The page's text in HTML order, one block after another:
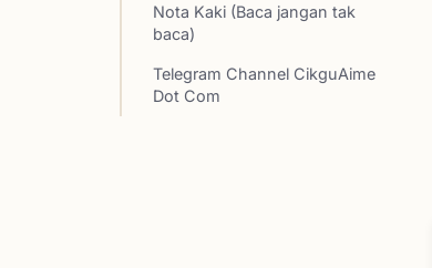
Nota Kaki (Baca jangan tak
baca)
Telegram Channel CikguAime
Dot Com